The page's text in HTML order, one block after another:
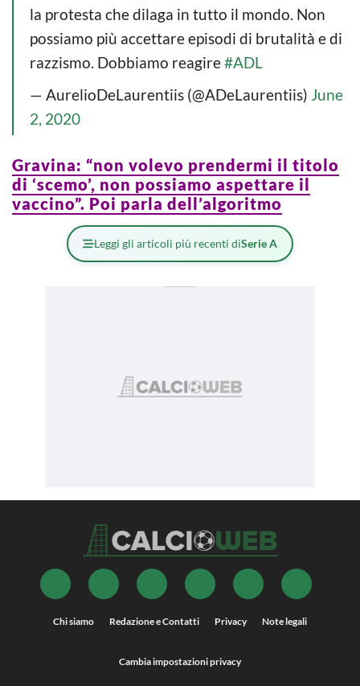
la protesta che dilaga in tutto il mondo. Non
possiamo più accettare episodi di brutalità e di
razzismo. Dobbiamo reagire#ADL
— AurelioDeLaurentiis (@ADeLaurentiis) June
2, 2020
Gravina: “non volevo prendermi il titolo
di ‘scemo’, non possiamo aspettare il
vaccino”. Poi parla dell’algoritmo
Leggi gli articoli più recenti diSerie A
Chi siamo Redazione e Contatti Privacy Note legali
Cambia impostazioni privacy